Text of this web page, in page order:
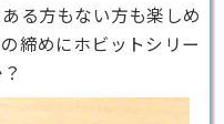
る方もない方も楽しめ
締めにホビットシリー